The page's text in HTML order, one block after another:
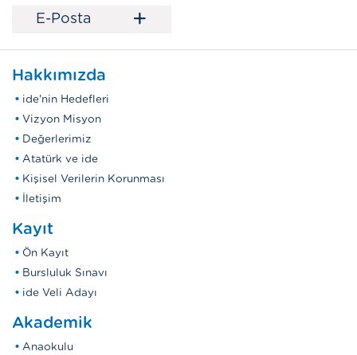
E-Posta +
Hakkımızda
ide'nin Hedefleri
Vizyon Misyon
Değerlerimiz
Atatürk ve ide
Kişisel Verilerin Korunması
İletişim
Kayıt
Ön Kayıt
Bursluluk Sınavı
ide Veli Adayı
Akademik
Anaokulu